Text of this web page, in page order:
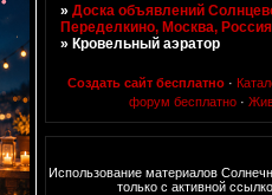
»Доска объявлений
Переделкино, Москва, Россия
»Кровельный аэратор
Создать сайт бесплатно ·
форум бесплатно ·
Использование материалов
только с активной